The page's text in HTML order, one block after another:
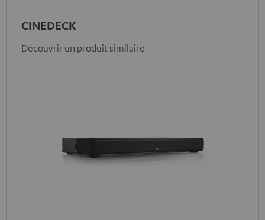
CINEDECK
Découvrir un produit similaire